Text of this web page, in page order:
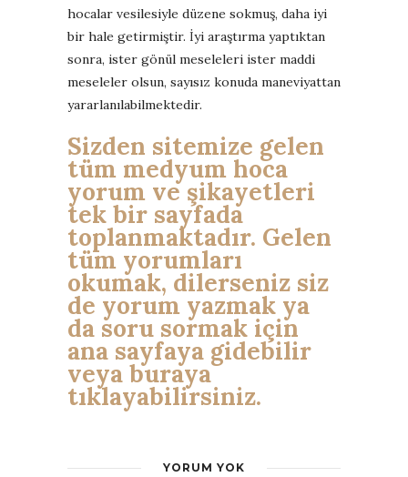
hocalar vesilesiyle düzene sokmuş, daha iyi
bir hale getirmiştir. İyi araştırma yaptıktan
sonra, ister gönül meseleleri ister maddi
meseleler olsun, sayısız konuda maneviyattan
yararlanılabilmektedir.
Sizden sitemize gelen
tüm medyum hoca
yorum ve şikayetleri
tek bir sayfada
toplanmaktadır. Gelen
tüm yorumları
okumak, dilerseniz siz
de yorum yazmak ya
da soru sormak için
ana sayfaya gidebilir
veya buraya
tıklayabilirsiniz.
YORUM YOK